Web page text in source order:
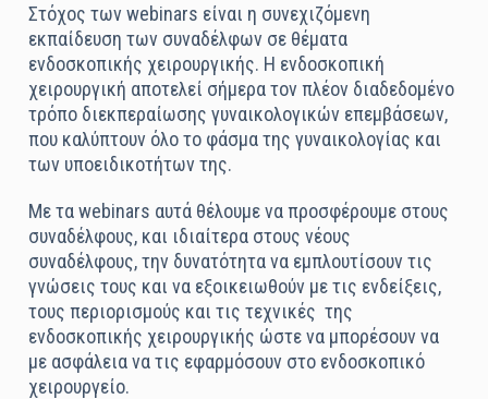
Στόχος των webinars είναι η συνεχιζόμενη
εκπαίδευση των συναδέλφων σε θέματα
ενδοσκοπικής χειρουργικής. H ενδοσκοπική
χειρουργική αποτελεί σήμερα τον πλέον διαδεδομένο
τρόπο διεκπεραίωσης γυναικολογικών επεμβάσεων,
που καλύπτουν όλο το φάσμα της γυναικολογίας και
των υποειδικοτήτων της.
Με τα webinars αυτά θέλουμε να προσφέρουμε στους
συναδέλφους, και ιδιαίτερα στους νέους
συναδέλφους, την δυνατότητα να εμπλουτίσουν τις
γνώσεις τους και να εξοικειωθούν με τις ενδείξεις,
τους περιορισμούς και τις τεχνικές της
ενδοσκοπικής χειρουργικής ώστε να μπορέσουν να
με ασφάλεια να τις εφαρμόσουν στο ενδοσκοπικό
χειρουργείο.